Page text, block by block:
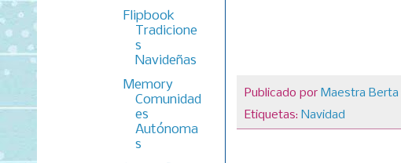
Publicado por Maestra Berta
Etiquetas: Navidad
Flipbook
Tradicione
s
Navideñas
Memory
Comunidad
es
Autónoma
s